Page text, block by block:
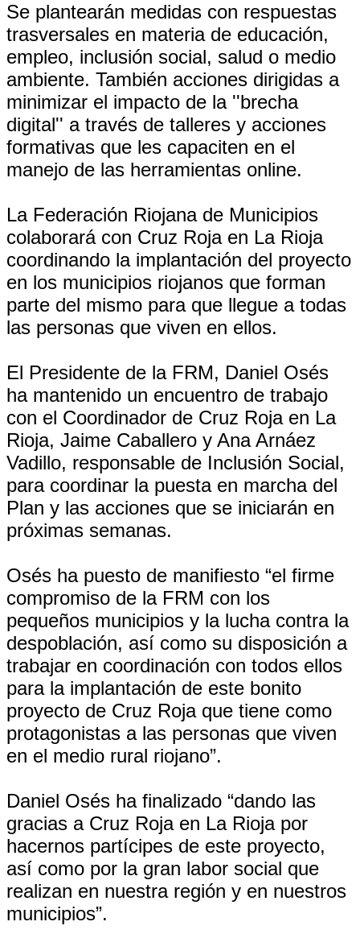
Se plantearán medidas con respuestas
trasversales en materia de educación,
empleo, inclusión social, salud o medio
ambiente. También acciones dirigidas a
minimizar el impacto de la ''brecha
digital'' a través de talleres y acciones
formativas que les capaciten en el
manejo de las herramientas online.
La Federación Riojana de Municipios
colaborará con Cruz Roja en La Rioja
coordinando la implantación del proyecto
en los municipios riojanos que forman
parte del mismo para que llegue a todas
las personas que viven en ellos.
El Presidente de la FRM, Daniel Osés
ha mantenido un encuentro de trabajo
con el Coordinador de Cruz Roja en La
Rioja, Jaime Caballero y Ana Arnáez
Vadillo, responsable de Inclusión Social,
para coordinar la puesta en marcha del
Plan y las acciones que se iniciarán en
próximas semanas.
Osés ha puesto de manifiesto “el firme
compromiso de la FRM con los
pequeños municipios y la lucha contra la
despoblación, así como su disposición a
trabajar en coordinación con todos ellos
para la implantación de este bonito
proyecto de Cruz Roja que tiene como
protagonistas a las personas que viven
en el medio rural riojano”.
Daniel Osés ha finalizado “dando las
gracias a Cruz Roja en La Rioja por
hacernos partícipes de este proyecto,
así como por la gran labor social que
realizan en nuestra región y en nuestros
municipios”.